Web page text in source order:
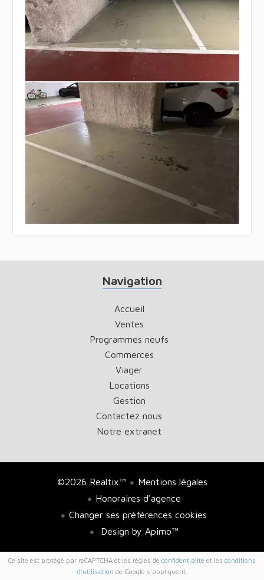
Navigation
Accueil
Ventes
Programmes neufs
Commerces
Viager
Locations
Gestion
Contactez nous
Notre extranet
©2026 Realtix™
Mentions légales
Honoraires d'agence
Changer ses préférences cookies
Design by Apimo™
Ce site est protégé par reCAPTCHA et les règles de confidentialité et les conditions
d'utilisation de Google s'appliquent.